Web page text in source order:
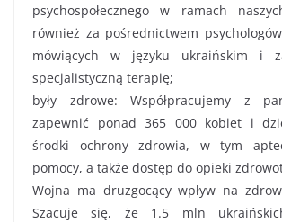
psychospołecznego w ramach
również za pośrednictwem
mówiących w języku ukraińskim i
specjalistyczną terapię;
były zdrowe: Współpracujemy z
zapewnić ponad 365 000 kobiet i
środki ochrony zdrowia, w tym
pomocy, a także dostęp do opieki
Wojna ma druzgocący wpływ na
Szacuje się, że 1.5 mln